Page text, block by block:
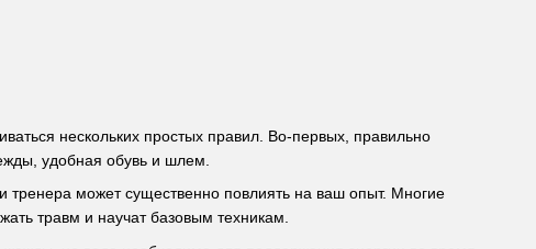
нескольких простых правил. Во-первых, правильно
удобная обувь и шлем.
тренера может существенно повлиять на ваш опыт. Многие
травм и научат базовым техникам.